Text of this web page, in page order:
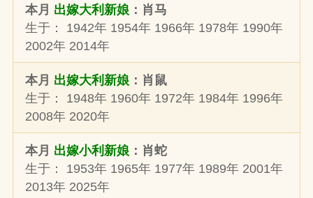
本月 出嫁大利新娘：肖马
生于： 1942年 1954年 1966年 1978年 1990年
2002年 2014年
本月 出嫁大利新娘：肖鼠
生于： 1948年 1960年 1972年 1984年 1996年
2008年 2020年
本月 出嫁小利新娘：肖蛇
生于： 1953年 1965年 1977年 1989年 2001年
2013年 2025年